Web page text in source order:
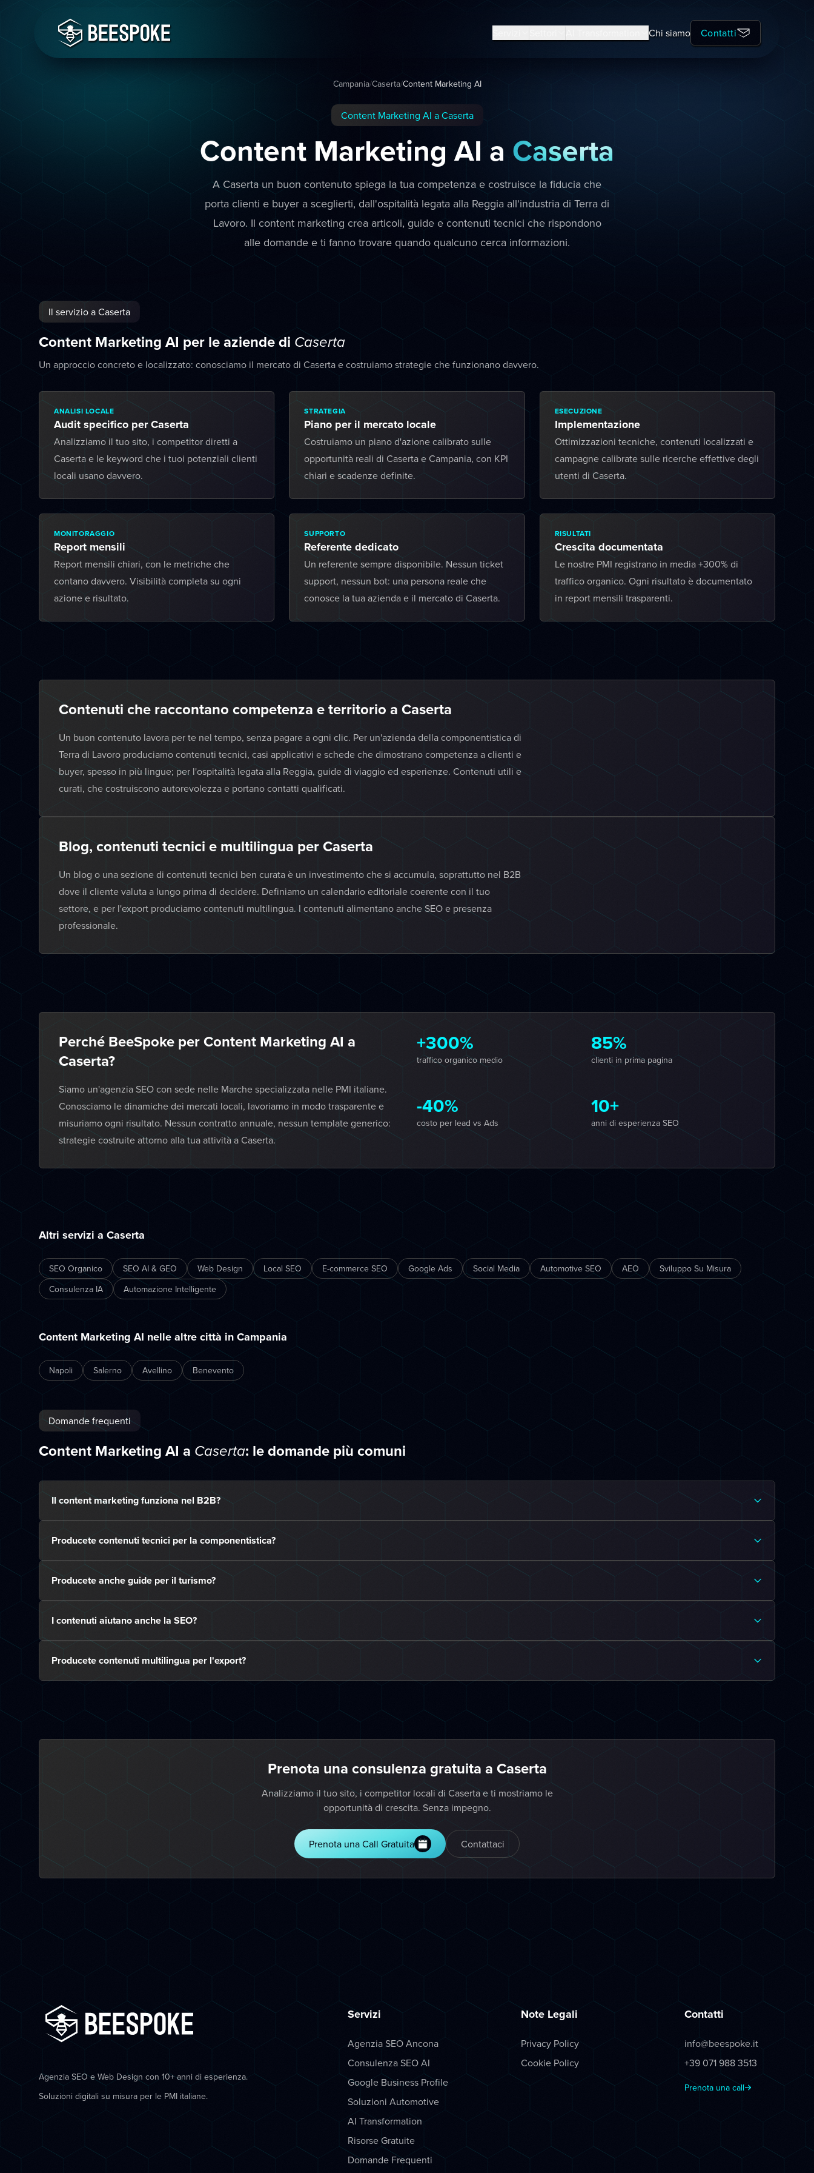
Chi siamo Contatti
Campania/Caserta/Content Marketing AI
Content Marketing AI a Caserta
Content Marketing AI a Caserta
A Caserta un buon contenuto spiega la tua competenza e costruisce la fiducia che
porta clienti e buyer a sceglierti, dall'ospitalità legata alla Reggia all'industria di Terra di
Lavoro. Il content marketing crea articoli, guide e contenuti tecnici che rispondono
alle domande e ti fanno trovare quando qualcuno cerca informazioni.
Il servizio a Caserta
Content Marketing AI per le aziende di Caserta
Un approccio concreto e localizzato: conosciamo il mercato di Caserta e costruiamo strategie che funzionano davvero.
ANALISI LOCALE
Audit specifico per Caserta
Analizziamo il tuo sito, i competitor diretti a
Caserta e le keyword che i tuoi potenziali clienti
locali usano davvero.
STRATEGIA
Piano per il mercato locale
Costruiamo un piano d'azione calibrato sulle
opportunità reali di Caserta e Campania, con KPI
chiari e scadenze definite.
ESECUZIONE
Implementazione
Ottimizzazioni tecniche, contenuti localizzati e
campagne calibrate sulle ricerche effettive degli
utenti di Caserta.
MONITORAGGIO
Report mensili
Report mensili chiari, con le metriche che
contano davvero. Visibilità completa su ogni
azione e risultato.
SUPPORTO
Referente dedicato
Un referente sempre disponibile. Nessun ticket
support, nessun bot: una persona reale che
conosce la tua azienda e il mercato di Caserta.
RISULTATI
Crescita documentata
Le nostre PMI registrano in media +300% di
traffico organico. Ogni risultato è documentato
in report mensili trasparenti.
Contenuti che raccontano competenza e territorio a Caserta
Un buon contenuto lavora per te nel tempo, senza pagare a ogni clic. Per un'azienda della componentistica di
Terra di Lavoro produciamo contenuti tecnici, casi applicativi e schede che dimostrano competenza a clienti e
buyer, spesso in più lingue; per l'ospitalità legata alla Reggia, guide di viaggio ed esperienze. Contenuti utili e
curati, che costruiscono autorevolezza e portano contatti qualificati.
Blog, contenuti tecnici e multilingua per Caserta
Un blog o una sezione di contenuti tecnici ben curata è un investimento che si accumula, soprattutto nel B2B
dove il cliente valuta a lungo prima di decidere. Definiamo un calendario editoriale coerente con il tuo
settore, e per l'export produciamo contenuti multilingua. I contenuti alimentano anche SEO e presenza
professionale.
Perché BeeSpoke per Content Marketing AI a
Caserta?
Siamo un'agenzia SEO con sede nelle Marche specializzata nelle PMI italiane.
Conosciamo le dinamiche dei mercati locali, lavoriamo in modo trasparente e
misuriamo ogni risultato. Nessun contratto annuale, nessun template generico:
strategie costruite attorno alla tua attività a Caserta.
+300%
traffico organico medio
85%
clienti in prima pagina
-40%
costo per lead vs Ads
10+
anni di esperienza SEO
Altri servizi a Caserta
SEO Organico SEO AI & GEO Web Design Local SEO E-commerce SEO Google Ads Social Media Automotive SEO AEO
Sviluppo Su Misura
Consulenza IA
Automazione Intelligente
Content Marketing AI nelle altre città in Campania
Napoli Salerno Avellino Benevento
Domande frequenti
Content Marketing AI a Caserta: le domande più comuni
Il content marketing funziona nel B2B?
Producete contenuti tecnici per la componentistica?
Producete anche guide per il turismo?
I contenuti aiutano anche la SEO?
Producete contenuti multilingua per l'export?
Prenota una consulenza gratuita a Caserta
Analizziamo il tuo sito, i competitor locali di Caserta e ti mostriamo le
opportunità di crescita. Senza impegno.
Prenota una Call Gratuita Contattaci
Agenzia SEO e Web Design con 10+ anni di esperienza.
Soluzioni digitali su misura per le PMI italiane.
Servizi
Agenzia SEO Ancona
Consulenza SEO AI
Google Business Profile
Soluzioni Automotive
AI Transformation
Risorse Gratuite
Domande Frequenti
Note Legali
Privacy Policy
Cookie Policy
Contatti
info@beespoke.it
+39 071 988 3513
Prenota una call